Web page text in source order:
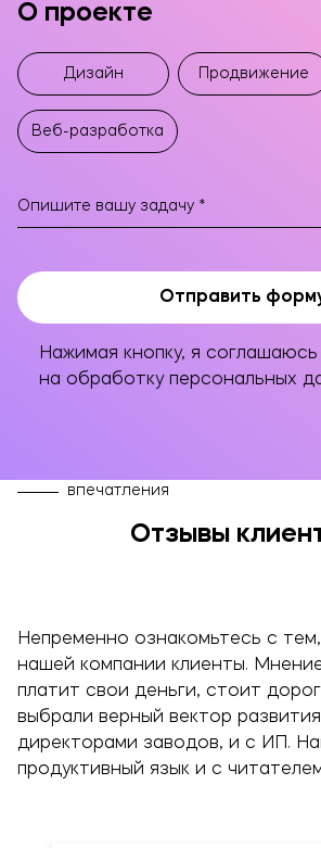
О проекте
Дизайн Продвижение
Веб-разработка
Отправить
Нажимая кнопку, я соглашаюсь
на обработку персональных
впечатления
Отзывы
Непременно ознакомьтесь с
нашей компании клиенты.
платит свои деньги, стоит
выбрали верный вектор
директорами заводов, и с ИП.
продуктивный язык и с